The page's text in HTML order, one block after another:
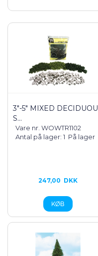
3"-5" MIXED DECIDUOU
S...
Vare nr. WOWTR1102
Antal på lager: 1 På lager
247,00 DKK